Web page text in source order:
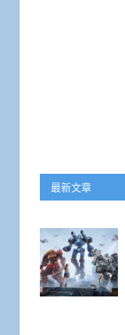
最新文章